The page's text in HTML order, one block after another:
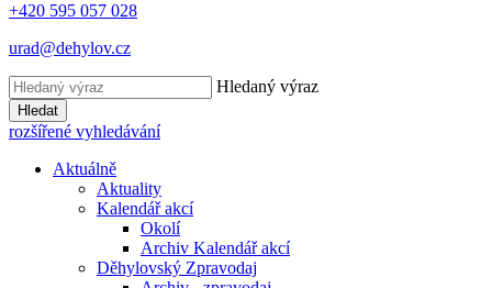
+420 595 057 028
urad@dehylov.cz
Hledaný výraz
Hledat
rozšířené vyhledávání
Aktuálně
Aktuality
Kalendář akcí
Okolí
Archiv Kalendář akcí
Děhylovský Zpravodaj